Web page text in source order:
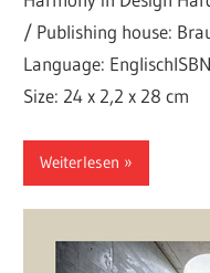
/ Publishing house:
Language:
Size: 24 x 2,2 x 28 cm
Weiterlesen